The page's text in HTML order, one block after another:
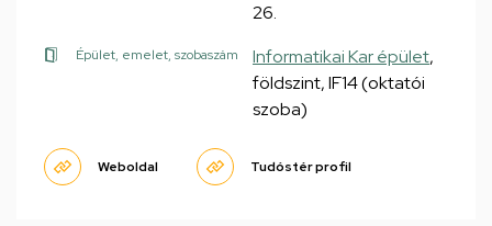
26.
Épület, emelet, szobaszám Informatikai Kar épület,
földszint, IF14 (oktatói
szoba)
Weboldal Tudóstér profil